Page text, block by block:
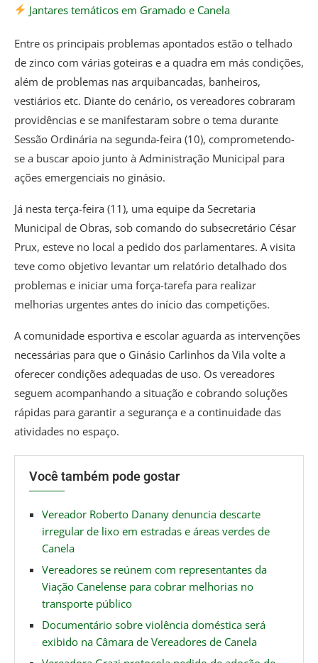
Jantares temáticos em Gramado e Canela
Entre os principais problemas apontados estão o telhado
de zinco com várias goteiras e a quadra em más condições,
além de problemas nas arquibancadas, banheiros,
vestiários etc. Diante do cenário, os vereadores cobraram
providências e se manifestaram sobre o tema durante
Sessão Ordinária na segunda-feira (10), comprometendo-
se a buscar apoio junto à Administração Municipal para
ações emergenciais no ginásio.
Já nesta terça-feira (11), uma equipe da Secretaria
Municipal de Obras, sob comando do subsecretário César
Prux, esteve no local a pedido dos parlamentares. A visita
teve como objetivo levantar um relatório detalhado dos
problemas e iniciar uma força-tarefa para realizar
melhorias urgentes antes do início das competições.
A comunidade esportiva e escolar aguarda as intervenções
necessárias para que o Ginásio Carlinhos da Vila volte a
oferecer condições adequadas de uso. Os vereadores
seguem acompanhando a situação e cobrando soluções
rápidas para garantir a segurança e a continuidade das
atividades no espaço.
Você também pode gostar
Vereador Roberto Danany denuncia descarte
irregular de lixo em estradas e áreas verdes de
Canela
Vereadores se reúnem com representantes da
Viação Canelense para cobrar melhorias no
transporte público
Documentário sobre violência doméstica será
exibido na Câmara de Vereadores de Canela